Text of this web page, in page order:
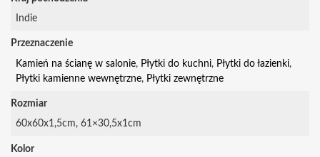
Indie
Przeznaczenie
Kamień na ścianę w salonie, Płytki do kuchni, Płytki do łazienki,
Płytki kamienne wewnętrzne, Płytki zewnętrzne
Rozmiar
60x60x1,5cm, 61×30,5x1cm
Kolor